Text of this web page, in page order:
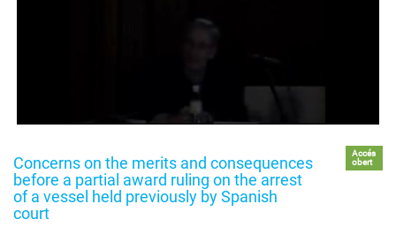
Concerns on the merits and consequences
before a partial award ruling on the arrest
of a vessel held previously by Spanish
court
Accés
obert